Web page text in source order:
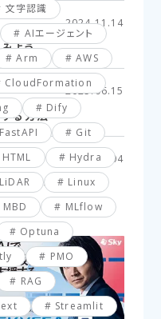
文字認識
AIエージェント
Arm
AWS
CloudFormation
Dify
FastAPI
Git
HTML
Hydra
LiDAR
Linux
MBD
MLflow
Optuna
PMO
RAG
Streamlit
2024.11.14
よう
2025.06.15
る方法
2025.03.04
取得する方法